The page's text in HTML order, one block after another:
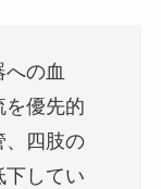
の血
を優先的
、四肢の
下してい